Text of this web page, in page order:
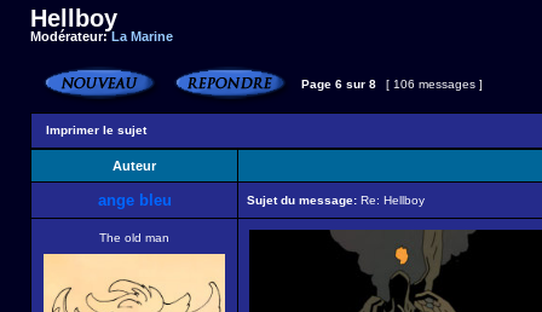
Hellboy
Modérateur:La Marine
Page 6 sur 8 [ 106 messages ]
Imprimer le sujet
Auteur
ange bleu Sujet du message: Re: Hellboy
The old man